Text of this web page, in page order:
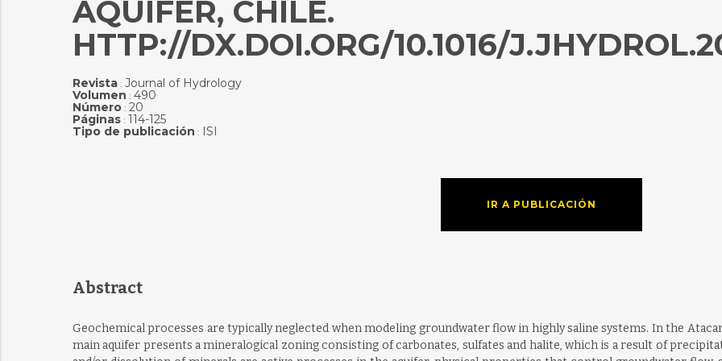
AQUIFER, CHILE.
HTTP://DX.DOI.ORG/10.1016/
Revista: Journal of Hydrology
Volumen : 490
Número: 20
Páginas: 114-125
Tipo de publicación : ISI
IR A PUBLICACIÓN
Abstract
Geochemical processes are typically neglected when modeling groundwater flow in highly saline systems. In the
main aquifer presents a mineralogical zoning consisting of carbonates, sulfates and halite, which is a result of